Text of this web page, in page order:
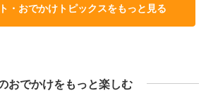
・おでかけトピックスをもっと見る
おでかけをもっと楽しむ